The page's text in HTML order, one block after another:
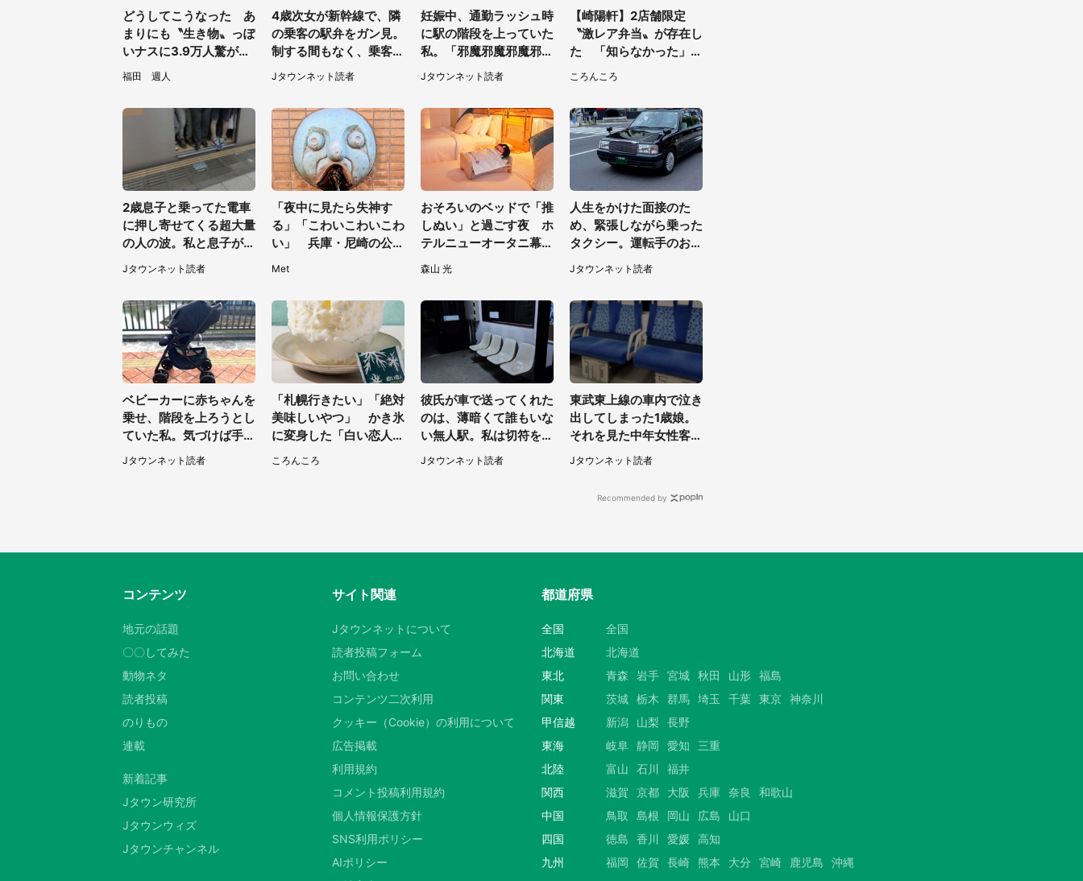
どうしてこうなった あ
まりにも〝生き物〟っぽ
いナスに3.9万人驚がく
「そのまま精霊馬に使え
そう」
福田 週人
4歳次女が新幹線で、隣
の乗客の駅弁をガン見。
制する間もなく、乗客が
ご飯を一口食べると（茨
城県・50代女性）
Jタウンネット読者
妊娠中、通勤ラッシュ時
に駅の階段を上っていた
私。「邪魔邪魔邪魔邪
魔」と後ろの人に唱えら
れて（神奈川県・30代
Jタウンネット読者
【崎陽軒】2店舗限定
〝激レア弁当〟が存在し
た 「知らなかった」
ったなんて...」
ころんころ
2歳息子と乗ってた電車
に押し寄せてくる超大量
の人の波。私と息子が絶
叫していると、若いカッ
プルの乗客が...（東京
Jタウンネット読者
「夜中に見たら失神す
る」「こわいこわいこわ
い」 兵庫・尼崎の公園
Met
おそろいのベッドで「推
しぬい」と過ごす夜 ホ
テルニューオータニ幕張
で「ぬい活宿泊プラン」
開始【8／8～3／31】
森山 光
人生をかけた面接のた
め、緊張しながら乗った
タクシー。運転手のおじ
さんが、スーツ姿の私を
見て...（福岡県・30代
Jタウンネット読者
ベビーカーに赤ちゃんを
乗せ、階段を上ろうとし
ていた私。気づけば手か
らベビーカーが消えてい
て（神奈川県・60代女
Jタウンネット読者
「札幌行きたい」「絶対
美味しいやつ」 かき氷
に変身した「白い恋人」
間限定】
ころんころ
彼氏が車で送ってくれた
のは、薄暗くて誰もいな
い無人駅。私は切符を買
おうとしたけれど（山形
県・20代女性）
Jタウンネット読者
東武東上線の車内で泣き
出してしまった1歳娘。
それを見た中年女性客
が、私たちの最寄り駅ま
でずっと（埼玉県・30
Jタウンネット読者
Recommended by
コンテンツ
地元の話題
〇〇してみた
動物ネタ
読者投稿
のりもの
連載
新着記事
Jタウン研究所
Jタウンウィズ
Jタウンチャンネル
サイト関連
Jタウンネットについて
読者投稿フォーム
お問い合わせ
コンテンツ二次利用
クッキー（Cookie）の利用について
広告掲載
利用規約
コメント投稿利用規約
個人情報保護方針
SNS利用ポリシー
AIポリシー
都道府県
全国
全国
北海道
北海道
東北
青森 岩手 宮城 秋田 山形 福島
関東
茨城 栃木 群馬 埼玉 千葉 東京 神奈川
甲信越
新潟 山梨
長野
東海
岐阜 静岡 愛知
三重
北陸
富山 石川
福井
関西
滋賀 京都 大阪 兵庫 奈良
和歌山
中国
鳥取 島根 岡山 広島
山口
四国
徳島 香川 愛媛 高知
九州
福岡 佐賀 長崎 熊本 大分 宮崎 鹿児島 沖縄